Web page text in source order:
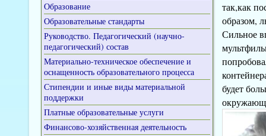
Образование
Образовательные стандарты
Руководство. Педагогический (научно-
педагогический) состав
Материально-техническое обеспечение и
оснащенность образовательного процесса
Стипендии и иные виды материальной
поддержки
Платные образовательные услуги
Финансово-хозяйственная деятельность
так,как
образом,
Сильное
будет